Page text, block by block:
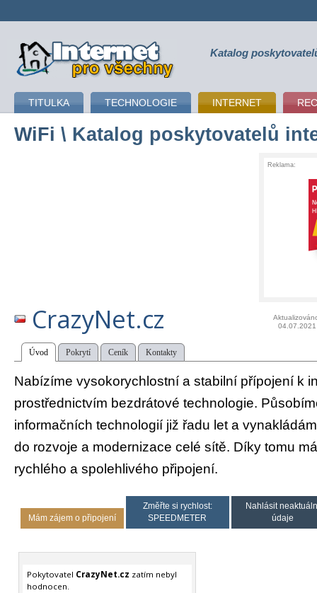
připojení k internetu Katalog
TITULKA TECHNOLOGIE INTERNET
WiFi \ Katalog poskytovatelů
Reklama:
CrazyNet.cz
04.07.2021
Úvod Pokrytí Ceník Kontakty
Nabízíme vysokorychlostní a stabilní přípojení k
prostřednictvím bezdrátové technologie.
informačních technologií již řadu let a
do rozvoje a modernizace celé sítě. Díky tomu
rychlého a spolehlivého připojení.
Mám zájem o připojení
Změřte si rychlost:
SPEEDMETER
Nahlásit
údaje
Pokytovatel CrazyNet.cz zatím nebyl
hodnocen.